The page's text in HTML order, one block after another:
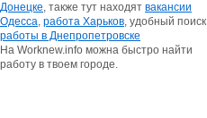
Донецке, также тут находят вакансии
Одесса, работа Харьков, удобный поиск
работы в Днепропетровске
На Worknew.info можна быстро найти
работу в твоем городе.